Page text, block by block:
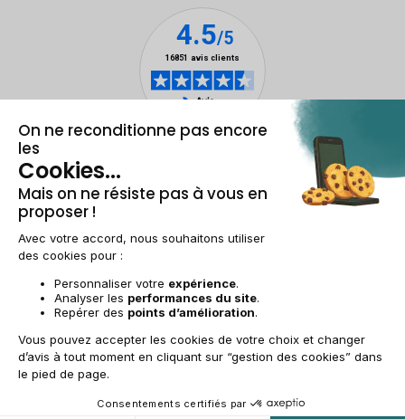
Mentions légales & CGU
Conditions générales de venteDonnées personnelles
AccessibilitéPlan du site
BE-FR | €